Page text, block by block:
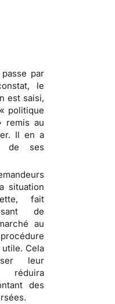
par
le
est saisi,
politique
remis au
Il en a
de ses
situation
fait
de
au
Cela
leur
des